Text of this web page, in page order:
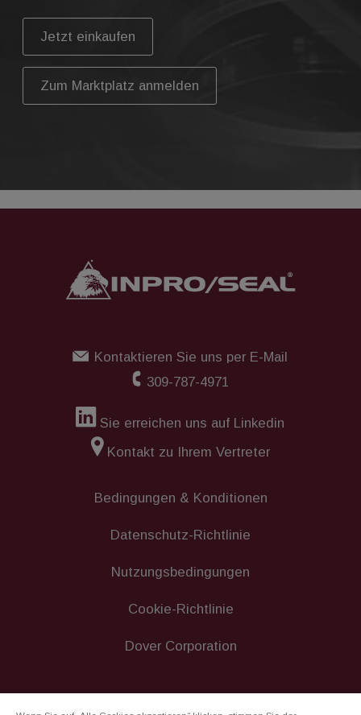
Jetzt einkaufen
Zum Marktplatz anmelden
Kontaktieren Sie uns per E-Mail
309-787-4971
Sie erreichen uns auf Linkedin
Kontakt zu Ihrem Vertreter
Bedingungen & Konditionen
Datenschutz-Richtlinie
Nutzungsbedingungen
Cookie-Richtlinie
Dover Corporation